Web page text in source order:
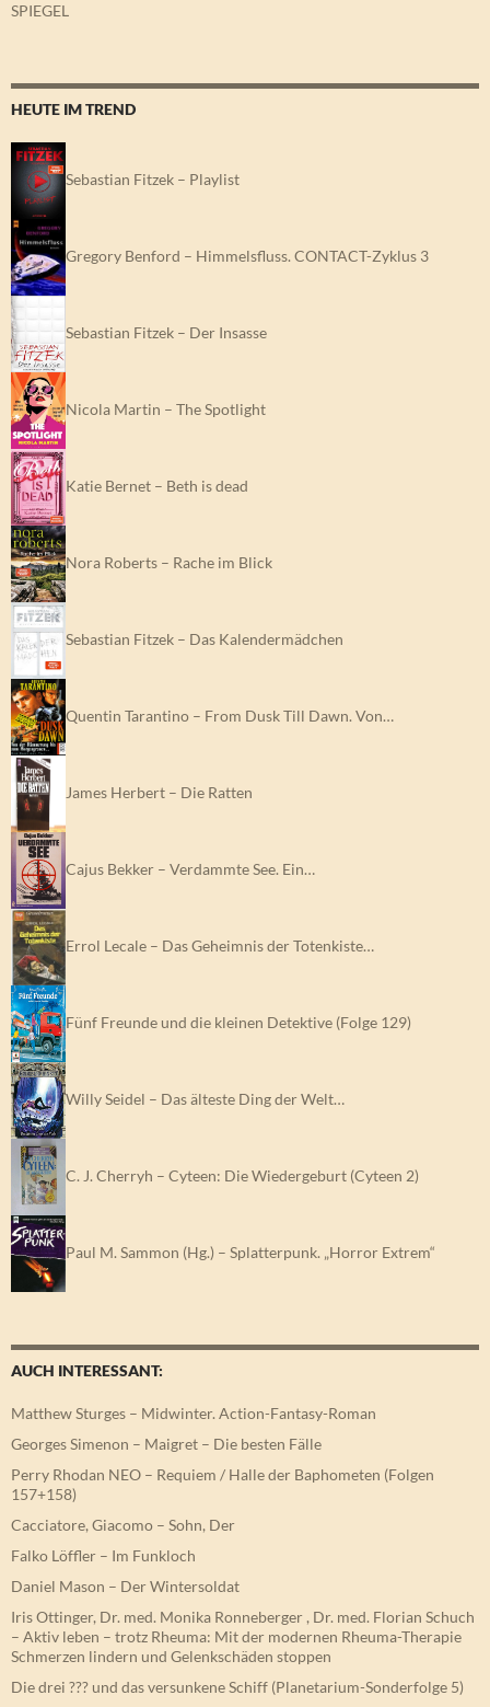
SPIEGEL
HEUTE IM TREND
Sebastian Fitzek – Playlist
Gregory Benford – Himmelsfluss. CONTACT-Zyklus 3
Sebastian Fitzek – Der Insasse
Nicola Martin – The Spotlight
Katie Bernet – Beth is dead
Nora Roberts – Rache im Blick
Sebastian Fitzek – Das Kalendermädchen
Quentin Tarantino – From Dusk Till Dawn. Von…
James Herbert – Die Ratten
Cajus Bekker – Verdammte See. Ein…
Errol Lecale – Das Geheimnis der Totenkiste…
Fünf Freunde und die kleinen Detektive (Folge 129)
Willy Seidel – Das älteste Ding der Welt…
C. J. Cherryh – Cyteen: Die Wiedergeburt (Cyteen 2)
Paul M. Sammon (Hg.) – Splatterpunk. „Horror Extrem“
AUCH INTERESSANT:
Matthew Sturges – Midwinter. Action-Fantasy-Roman
Georges Simenon – Maigret – Die besten Fälle
Perry Rhodan NEO – Requiem / Halle der Baphometen (Folgen
157+158)
Cacciatore, Giacomo – Sohn, Der
Falko Löffler – Im Funkloch
Daniel Mason – Der Wintersoldat
Iris Ottinger, Dr. med. Monika Ronneberger , Dr. med. Florian Schuch
– Aktiv leben – trotz Rheuma: Mit der modernen Rheuma-Therapie
Schmerzen lindern und Gelenkschäden stoppen
Die drei ??? und das versunkene Schiff (Planetarium-Sonderfolge 5)